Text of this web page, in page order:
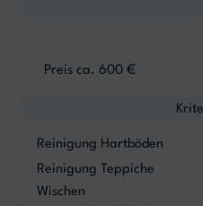
Preis ca. 600 €
Reinigung Hartböden
Reinigung Teppiche
Wischen